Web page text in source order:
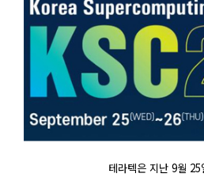
테라텍은 지난 9월